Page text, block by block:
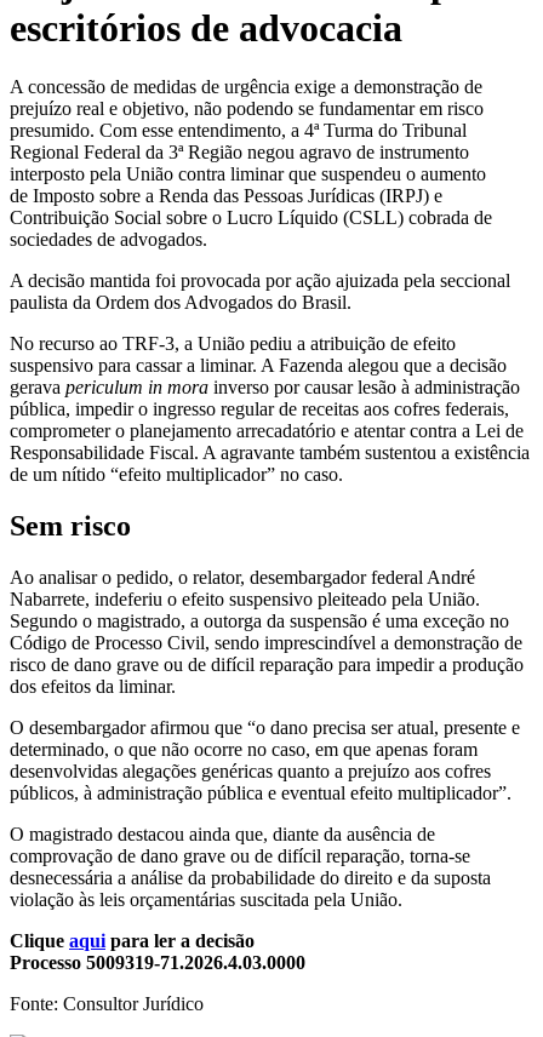
escritórios de advocacia
A concessão de medidas de urgência exige a demonstração de
prejuízo real e objetivo, não podendo se fundamentar em risco
presumido. Com esse entendimento, a 4ª Turma do Tribunal
Regional Federal da 3ª Região negou agravo de instrumento
interposto pela União contra liminar que suspendeu o aumento
de Imposto sobre a Renda das Pessoas Jurídicas (IRPJ) e
Contribuição Social sobre o Lucro Líquido (CSLL) cobrada de
sociedades de advogados.
A decisão mantida foi provocada por ação ajuizada pela seccional
paulista da Ordem dos Advogados do Brasil.
No recurso ao TRF-3, a União pediu a atribuição de efeito
suspensivo para cassar a liminar. A Fazenda alegou que a decisão
gerava periculum in mora inverso por causar lesão à administração
pública, impedir o ingresso regular de receitas aos cofres federais,
comprometer o planejamento arrecadatório e atentar contra a Lei de
Responsabilidade Fiscal. A agravante também sustentou a existência
de um nítido “efeito multiplicador” no caso.
Sem risco
Ao analisar o pedido, o relator, desembargador federal André
Nabarrete, indeferiu o efeito suspensivo pleiteado pela União.
Segundo o magistrado, a outorga da suspensão é uma exceção no
Código de Processo Civil, sendo imprescindível a demonstração de
risco de dano grave ou de difícil reparação para impedir a produção
dos efeitos da liminar.
O desembargador afirmou que “o dano precisa ser atual, presente e
determinado, o que não ocorre no caso, em que apenas foram
desenvolvidas alegações genéricas quanto a prejuízo aos cofres
públicos, à administração pública e eventual efeito multiplicador”.
O magistrado destacou ainda que, diante da ausência de
comprovação de dano grave ou de difícil reparação, torna-se
desnecessária a análise da probabilidade do direito e da suposta
violação às leis orçamentárias suscitada pela União.
Clique aqui para ler a decisão
Processo 5009319-71.2026.4.03.0000
Fonte: Consultor Jurídico